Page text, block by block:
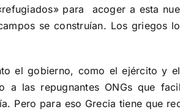
para acoger a esta
se construían. Los griegos
el gobierno, como el ejército y
a las repugnantes ONGs que
Pero para eso Grecia tiene que